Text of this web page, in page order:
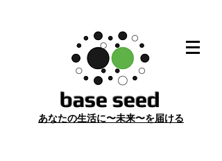
​base seed
あなたの生活に〜未来〜を届ける